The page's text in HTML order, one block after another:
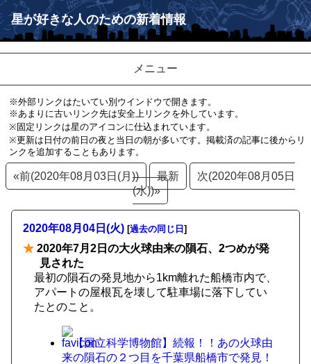
星が好きな人のための新着情報
メニュー
※外部リンクはたいてい別ウインドウで開きます。
※あまりに古いリンク先は安全上リンクを外しています。
※固定リンクは星のアイコンに仕込まれています。
※更新は日付の前日の夜と当日の朝が多いです。掲載済の記事に後からリ
ンクを追加することもあります。
«前(2020年08月03日(月)) 最新
次(2020年08月05日
(水))»
2020年08月04日(火) [過去の同じ日 ]
★ 2020年7月2日の大火球由来の隕石、2つめが発
見された
最初の隕石の発見地から1km離れた船橋市内で、
アパートの屋根瓦を壊して駐車場に落下してい
たとのこと。
【国立科学博物館】続報！！あの火球由
来の隕石の２つ目を千葉県船橋市で発見！